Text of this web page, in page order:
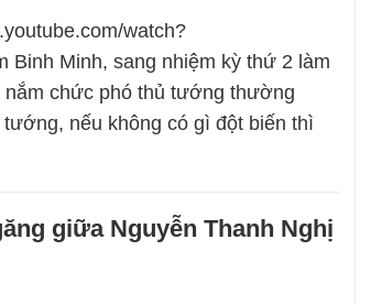
watch?
Binh Minh, sang nhiệm kỳ thứ 2 làm
nắm chức phó thủ tướng thường
nếu không có gì đột biến thì
giữa Nguyễn Thanh Nghị